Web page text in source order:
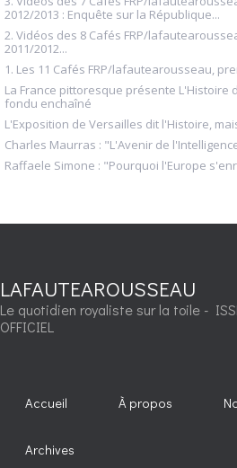
2012/2013 : Enquête sur la République...
2. Vidéos des 8 Cafés FRP/
2011/2012...
1. Les 11 Cafés FRP/lafautearousseau,
La France pittoresque présente L'Histoire
fondu enchaîné
L'Exposition de Versailles dit l'Histoire,
Charles Maurras : "L'Avenir de
Raffaele Simone : "Pourquoi l'Europe
LAFAUTEAROUSSEAU
Le quotidien royaliste sur la toile -
OFFICIEL
Accueil À propos
Archives